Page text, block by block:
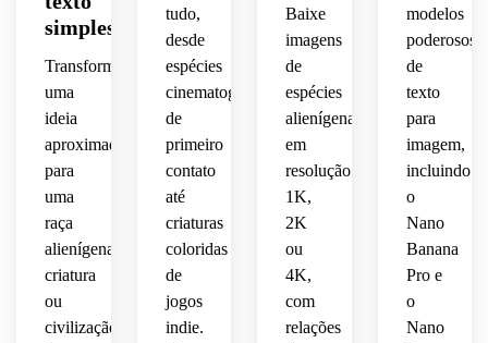
olhos
reflexivos,
cerimoniais
sutis
de
tecnologia,
cinematográfica,
amostras
layout
branco
limpo,
rotulagem
precisão,
apresentação
uma
Iluminação
dramática,
anfíbia
suave.
cinematográfica,
veias
de
brilhantes,
design
simétrico
de
simples
Transforme
uma
ideia
aproximada
para
uma
raça
alienígena,
criatura
ou
civilização
tudo,
desde
espécies
cinematográficas
de
primeiro
contato
até
criaturas
coloridas
de
jogos
indie.
Baixe
imagens
de
espécies
alienígenas
em
resolução
1K,
2K
ou
4K,
com
relações
modelos
poderosos
de
texto
para
imagem,
incluindo
o
Nano
Banana
Pro e
o
Nano